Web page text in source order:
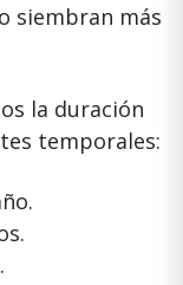
siembran más
la duración
temporales: